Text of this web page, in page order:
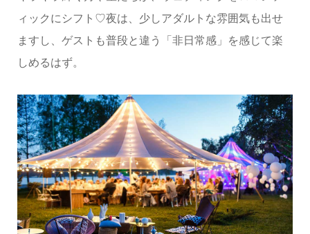
ィックにシフト♡夜は、少しアダルトな雰囲気も出せ
ますし、ゲストも普段と違う「非日常感」を感じて楽
しめるはず。